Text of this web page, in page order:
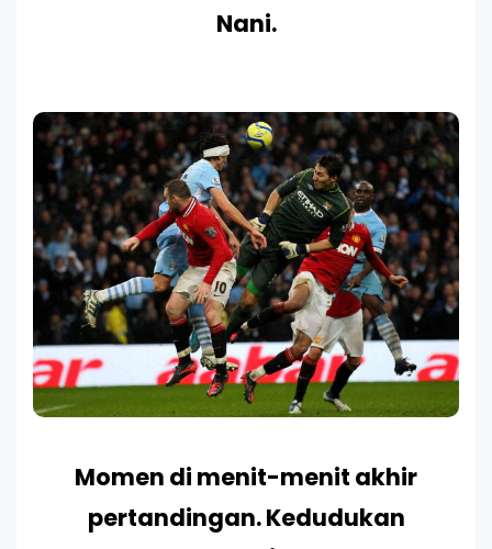
Nani.
Momen di menit-menit akhir
pertandingan. Kedudukan